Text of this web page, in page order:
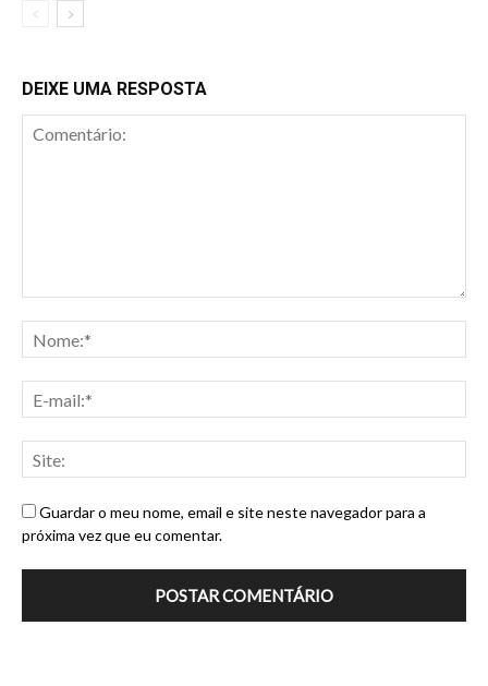
DEIXE UMA RESPOSTA
Guardar o meu nome, email e site neste navegador para a
próxima vez que eu comentar.